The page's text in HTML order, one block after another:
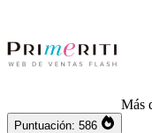
Más
Puntuación: 586